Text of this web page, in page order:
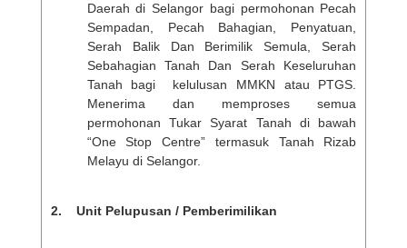
Daerah di Selangor bagi permohonan Pecah
Sempadan, Pecah Bahagian, Penyatuan,
Serah Balik Dan Berimilik Semula, Serah
Sebahagian Tanah Dan Serah Keseluruhan
Tanah bagi kelulusan MMKN atau PTGS.
Menerima dan memproses semua
permohonan Tukar Syarat Tanah di bawah
“One Stop Centre” termasuk Tanah Rizab
Melayu di Selangor.
2. Unit Pelupusan / Pemberimilikan